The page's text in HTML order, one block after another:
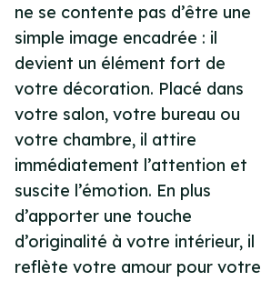
ne se contente pas d’être une
simple image encadrée : il
devient un élément fort de
votre décoration. Placé dans
votre salon, votre bureau ou
votre chambre, il attire
immédiatement l’attention et
suscite l’émotion. En plus
d’apporter une touche
d’originalité à votre intérieur, il
reflète votre amour pour votre